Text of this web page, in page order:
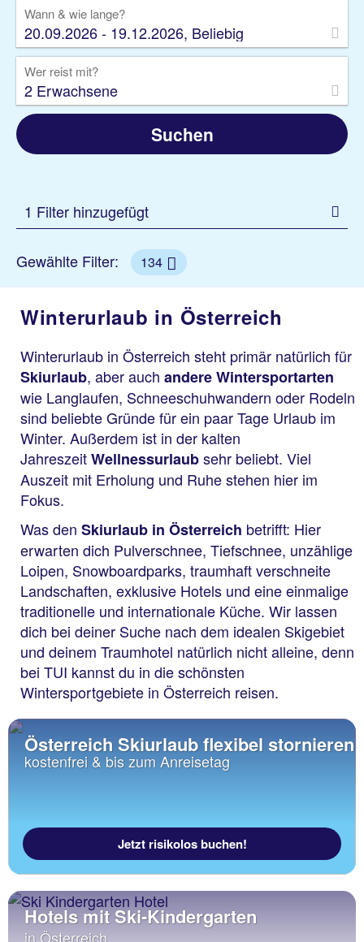
Wann & wie lange?
20.09.2026 - 19.12.2026, Beliebig
Wer reist mit?
2 Erwachsene
Suchen
1 Filter hinzugefügt
Gewählte Filter: 134
Winterurlaub in Österreich
Winterurlaub in Österreich steht primär natürlich für
Skiurlaub, aber auch andere Wintersportarten
wie Langlaufen, Schneeschuhwandern oder Rodeln
sind beliebte Gründe für ein paar Tage Urlaub im
Winter. Außerdem ist in der kalten
JahreszeitWellnessurlaubsehr beliebt. Viel
Auszeit mit Erholung und Ruhe stehen hier im
Fokus.
Was den Skiurlaub in Österreich betrifft: Hier
erwarten dich Pulverschnee, Tiefschnee, unzählige
Loipen, Snowboardparks, traumhaft verschneite
Landschaften, exklusive Hotels und eine einmalige
traditionelle und internationale Küche. Wir lassen
dich bei deiner Suche nach dem idealen Skigebiet
und deinem Traumhotel natürlich nicht alleine, denn
bei TUI kannst du in die schönsten
Wintersportgebiete in Österreich reisen.
Österreich Skiurlaub flexibel stornieren
kostenfrei & bis zum Anreisetag
Jetzt risikolos buchen!
Hotels mit Ski-Kindergarten
in Österreich